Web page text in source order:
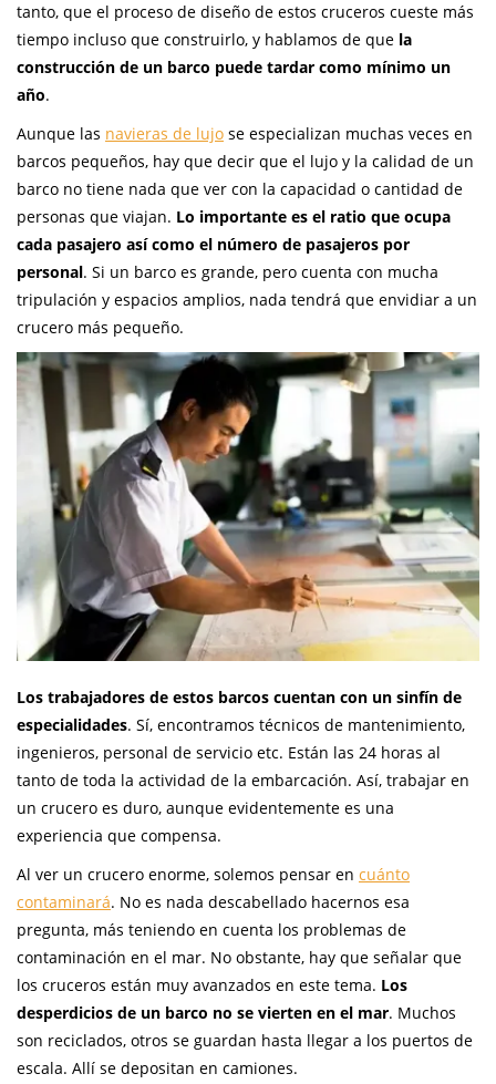
tanto, que el proceso de diseño de estos cruceros cueste más
tiempo incluso que construirlo, y hablamos de que la
construcción de un barco puede tardar como mínimo un
año.
Aunque las navieras de lujo se especializan muchas veces en
barcos pequeños, hay que decir que el lujo y la calidad de un
barco no tiene nada que ver con la capacidad o cantidad de
personas que viajan. Lo importante es el ratio que ocupa
cada pasajero así como el número de pasajeros por
personal. Si un barco es grande, pero cuenta con mucha
tripulación y espacios amplios, nada tendrá que envidiar a un
crucero más pequeño.
Los trabajadores de estos barcos cuentan con un sinfín de
especialidades. Sí, encontramos técnicos de mantenimiento,
ingenieros, personal de servicio etc. Están las 24 horas al
tanto de toda la actividad de la embarcación. Así, trabajar en
un crucero es duro, aunque evidentemente es una
experiencia que compensa.
Al ver un crucero enorme, solemos pensar en cuánto
contaminará. No es nada descabellado hacernos esa
pregunta, más teniendo en cuenta los problemas de
contaminación en el mar. No obstante, hay que señalar que
los cruceros están muy avanzados en este tema. Los
desperdicios de un barco no se vierten en el mar. Muchos
son reciclados, otros se guardan hasta llegar a los puertos de
escala. Allí se depositan en camiones.